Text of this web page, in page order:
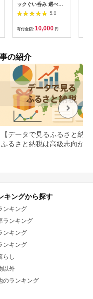
ックぐい呑み 選べる
武将【大東亜窯業】
ぐい呑み タンブラー
器 [MAG100]
5.0
寄付金額: 10,000 円
の紹介
【データで見るふるさと納
ふるさと納税は高級志向から
キングから探す
ンキング
ランキング
ンキング
ンキング
らし
以外
のランキング